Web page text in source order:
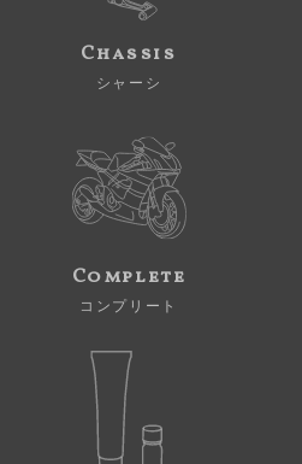
Chassis
シャーシ
Complete
コンプリート